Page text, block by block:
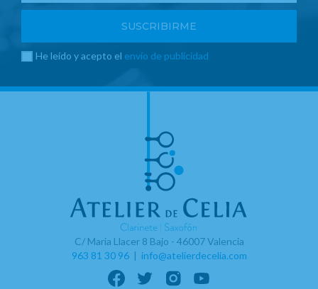
He leído y acepto el envío de publicidad
C/ Maria Llacer 8 Bajo - 46007 Valencia
963 81 30 96| info@atelierdecelia.com